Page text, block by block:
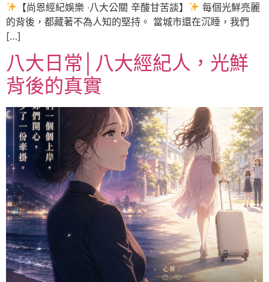
【尚恩經紀娛樂 ‧八大公關 辛酸甘苦談】
每個光鮮亮麗
的背後，都藏著不為人知的堅持。 當城市還在沉睡，我們
[…]
八大日常│八大經紀人，光鮮
背後的真實